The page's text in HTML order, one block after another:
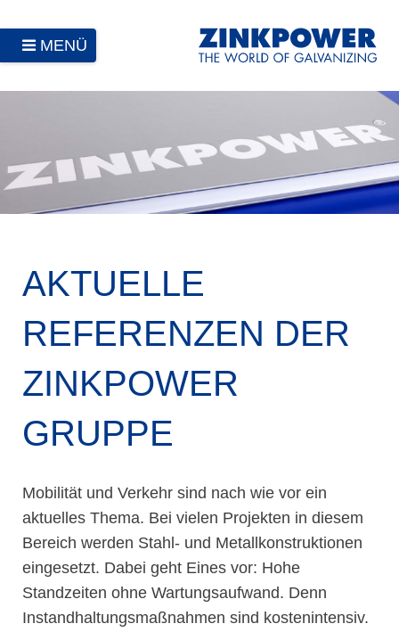
MENÜ
AKTUELLE
REFERENZEN DER
ZINKPOWER
GRUPPE
Mobilität und Verkehr sind nach wie vor ein
aktuelles Thema. Bei vielen Projekten in diesem
Bereich werden Stahl- und Metallkonstruktionen
eingesetzt. Dabei geht Eines vor: Hohe
Standzeiten ohne Wartungsaufwand. Denn
Instandhaltungsmaßnahmen sind kostenintensiv.